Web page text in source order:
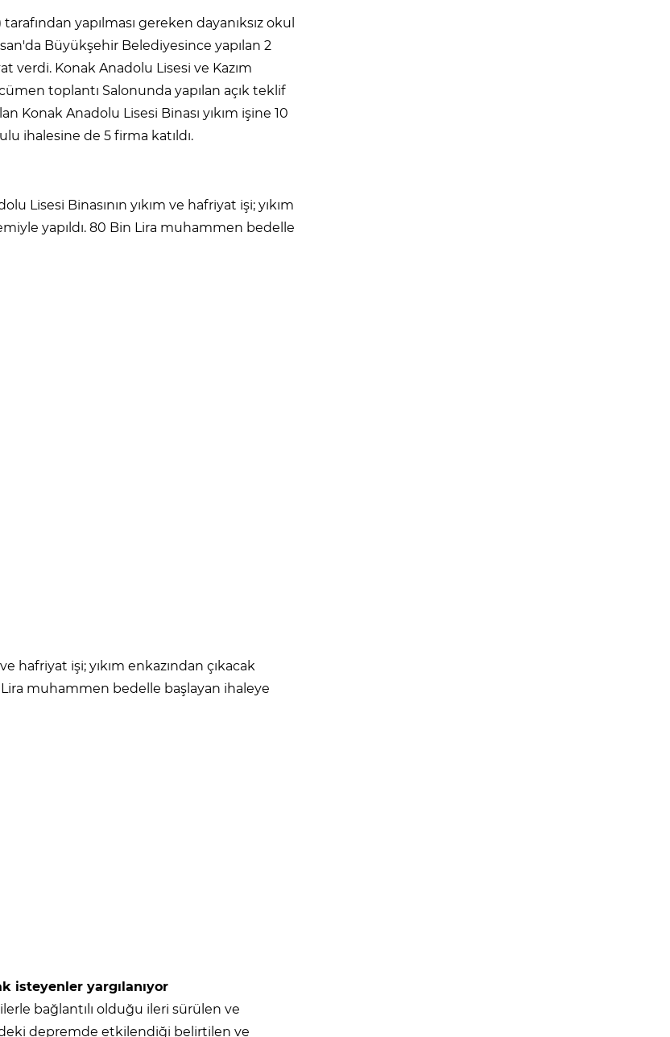
yapılması gereken dayanıksız okul
Büyükşehir Belediyesince yapılan 2
verdi. Konak Anadolu Lisesi ve Kazım
toplantı Salonunda yapılan açık teklif
Konak Anadolu Lisesi Binası yıkım işine 10
ihalesine de 5 firma katıldı.
Lisesi Binasının yıkım ve hafriyat işi; yıkım
yapıldı. 80 Bin Lira muhammen bedelle
hafriyat işi; yıkım enkazından çıkacak
Lira muhammen bedelle başlayan ihaleye
isteyenler yargılanıyor
bağlantılı olduğu ileri sürülen ve
depremde etkilendiği belirtilen ve